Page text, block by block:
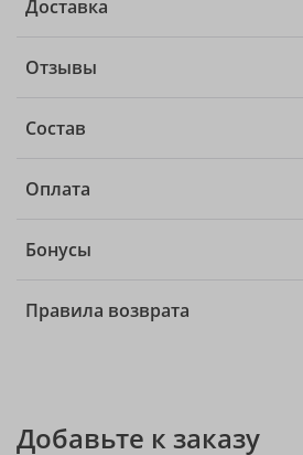
Доставка
Отзывы
Состав
Оплата
Бонусы
Правила возврата
Добавьте к заказу